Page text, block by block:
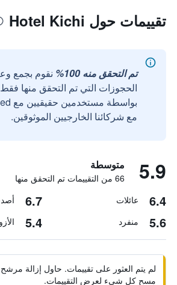
تقييمات حول Hotel Kichi
تم التحقق منه 100%
نقوم بجمع
الحجوزات التي تم التحقق منها فقط
مع شركائنا الخارجيين الموثوقين.
5.9 متوسطة
66 من التقييمات تم التحقق منها
6.4 عائلات 6.7
5.6 منفرد 5.4
لم يتم العثور على تقييمات. حاول إزالة مرشح
مسح كل شيء لعرض التقييمات.